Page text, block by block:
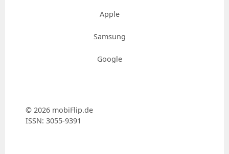
Apple
Samsung
Google
© 2026 mobiFlip.de
ISSN: 3055-9391